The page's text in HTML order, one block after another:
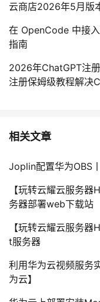
云商店2026年5月版
在 OpenCode 中接
指南
2026年ChatGPT注
注册保姆级教程解决
相关文章
Joplin配置华为OBS
【玩转云耀云服务
务器部署web下载站
【玩转云耀云服务
t服务器
利用华为云视频服务
为云】